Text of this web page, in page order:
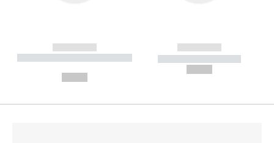
------------
----------- ----------- --------
------------
----------- -----------